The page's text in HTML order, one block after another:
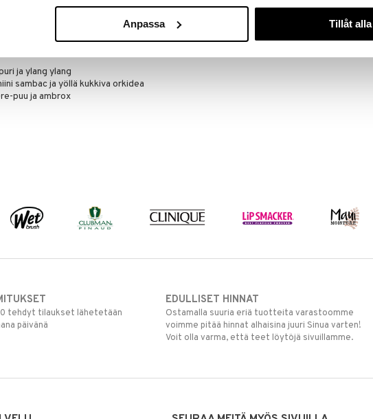
Anpassa Tillåt alla
hehkuvalla pippurilla. Sydämessä
jotka muistuttavat päivän hehkuvasta Eau
ja ylang ylang
sambac ja yöllä kukkiva orkidea
puu ja ambrox
tehdyt tilaukset lähetetään
päivänä
EDULLISET HINNAT
Ostamalla suuria eriä tuotteita varastoomme
voimme pitää hinnat alhaisina juuri Sinua varten!
Voit olla varma, että teet löytöjä sivuillamme.